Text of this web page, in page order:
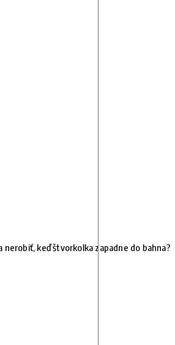
nerobiť, keď štvorkolka zapadne do bahna?